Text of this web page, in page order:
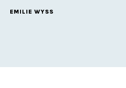
EMILIE WYSS